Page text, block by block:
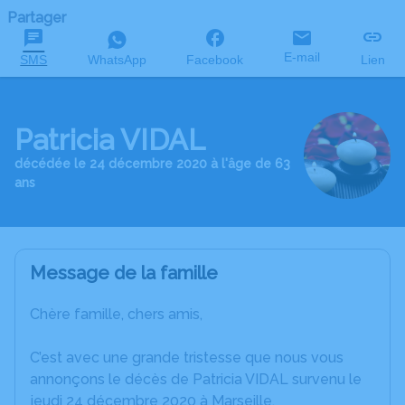
Partager
SMS WhatsApp Facebook E-mail Lien
Patricia VIDAL
décédée le 24 décembre 2020 à l'âge de 63
ans
Message de la famille
Chère famille, chers amis,
C’est avec une grande tristesse que nous vous
annonçons le décès de Patricia VIDAL survenu le
jeudi 24 décembre 2020 à Marseille.